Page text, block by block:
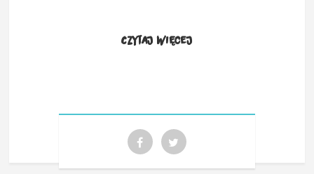
Czytaj więcej